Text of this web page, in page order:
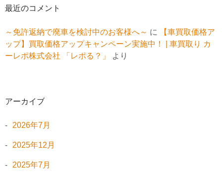
最近のコメント
～免許返納で廃車を検討中のお客様へ～ に
【車買取価格ア
ップ】買取価格アップキャンペーン実施中！ | 車買取り カ
ーレポ株式会社 「レポる？」
より
アーカイブ
2026年7月
2025年12月
2025年7月